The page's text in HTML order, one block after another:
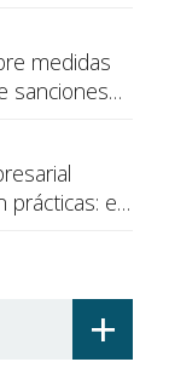
medidas
sanciones
el
+